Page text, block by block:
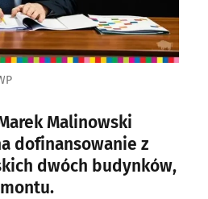
Malinowski
dofinansowanie z
dwóch budynków,